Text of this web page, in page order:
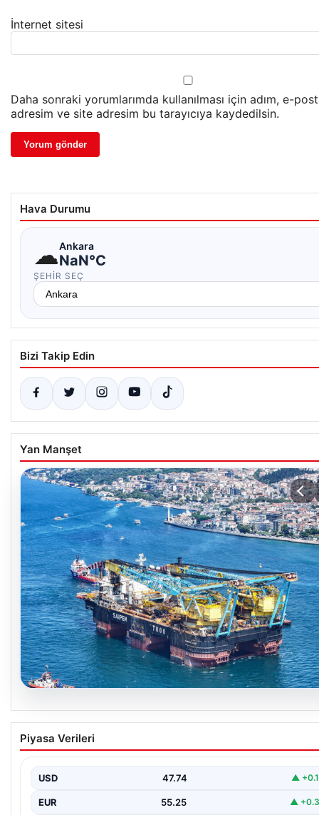
İnternet sitesi
Daha sonraki yorumlarımda kullanılması için adım, e-
adresim ve site adresim bu tarayıcıya kaydedilsin.
Hava Durumu
☁Ankara
NaN°C
ŞEHIR SEÇ
Bizi Takip Edin
Yan Manşet
İstanbul Boğazı’ndan Dev Bir Molar Geçti:
Köprülerin Altından Geçiş İçin Kulelerini
Dünyanın üçüncü büyük yarı batık…
Piyasa Verileri
USD 47.74 ▲
EUR 55.25 ▲